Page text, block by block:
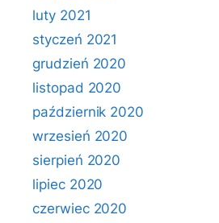
luty 2021
styczeń 2021
grudzień 2020
listopad 2020
październik 2020
wrzesień 2020
sierpień 2020
lipiec 2020
czerwiec 2020